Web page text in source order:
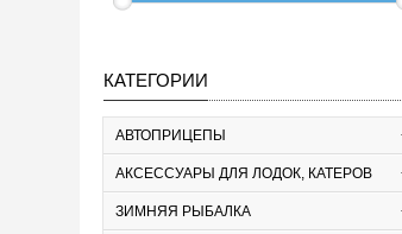
КАТЕГОРИИ
АВТОПРИЦЕПЫ
АКСЕССУАРЫ ДЛЯ ЛОДОК, КАТЕРОВ
ЗИМНЯЯ РЫБАЛКА